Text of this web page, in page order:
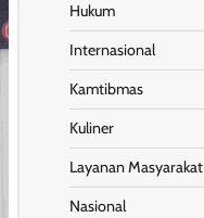
Hukum
Internasional
Kamtibmas
Kuliner
Layanan Masyarakat
Nasional